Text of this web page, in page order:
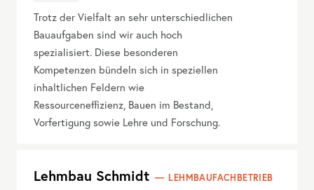
Trotz der Vielfalt an sehr unterschiedlichen
Bauaufgaben sind wir auch hoch
spezialisiert. Diese besonderen
Kompetenzen bündeln sich in speziellen
inhaltlichen Feldern wie
Ressourceneffizienz, Bauen im Bestand,
Vorfertigung sowie Lehre und Forschung.
Lehmbau Schmidt LEHMBAUFACHBETRIEB